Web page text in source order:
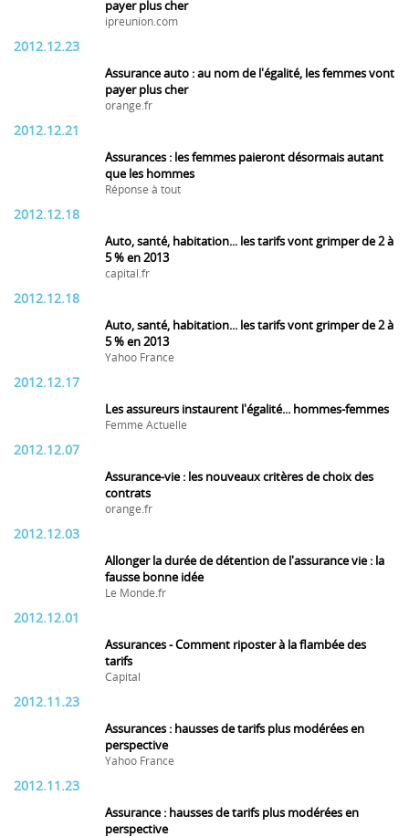
payer plus cher
ipreunion.com
2012.12.23
Assurance auto : au nom de l'égalité, les femmes vont
payer plus cher
orange.fr
2012.12.21
Assurances : les femmes paieront désormais autant
que les hommes
Réponse à tout
2012.12.18
Auto, santé, habitation... les tarifs vont grimper de 2 à
5 % en 2013
capital.fr
2012.12.18
Auto, santé, habitation... les tarifs vont grimper de 2 à
5 % en 2013
Yahoo France
2012.12.17
Les assureurs instaurent l'égalité... hommes-femmes
Femme Actuelle
2012.12.07
Assurance-vie : les nouveaux critères de choix des
contrats
orange.fr
2012.12.03
Allonger la durée de détention de l'assurance vie : la
fausse bonne idée
Le Monde.fr
2012.12.01
Assurances - Comment riposter à la flambée des
tarifs
Capital
2012.11.23
Assurances : hausses de tarifs plus modérées en
perspective
Yahoo France
2012.11.23
Assurance : hausses de tarifs plus modérées en
perspective